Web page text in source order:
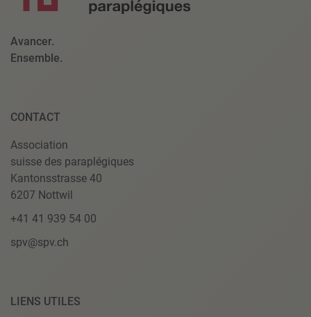
Avancer.
Ensemble.
CONTACT
Association
suisse des paraplégiques
Kantonsstrasse 40
6207 Nottwil
+41 41 939 54 00
spv@spv.ch
LIENS UTILES